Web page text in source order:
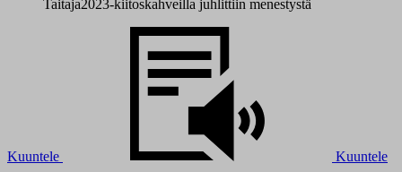
Taitaja2023-kiitoskahveilla juhlittiin menestystä
Kuuntele Kuuntele